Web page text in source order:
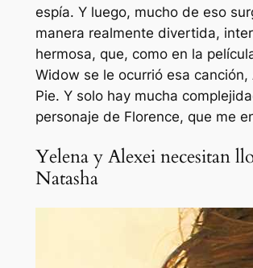
espía. Y luego, mucho de eso
manera realmente divertida,
hermosa, que, como en la
Widow se le ocurrió esa canción,
Pie. Y solo hay mucha
personaje de Florence, que me
Yelena y Alexei necesitan
Natasha